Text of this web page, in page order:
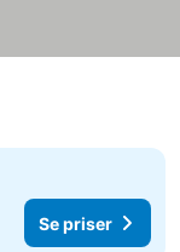
Se priser